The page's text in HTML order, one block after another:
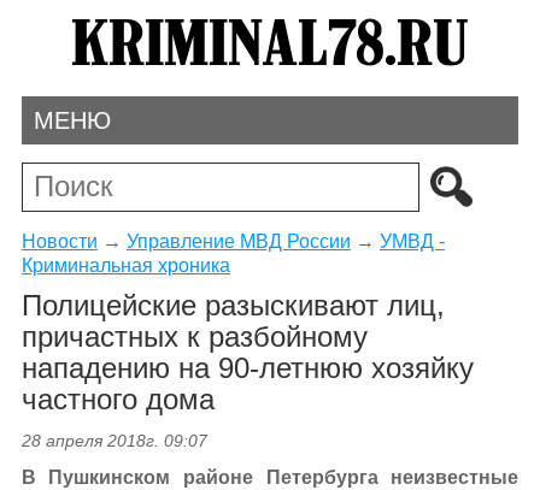
МЕНЮ
Новости → Управление МВД России → УМВД -
Криминальная хроника
Полицейские разыскивают лиц,
причастных к разбойному
нападению на 90-летнюю хозяйку
частного дома
28 апреля 2018г. 09:07
В Пушкинском районе Петербурга неизвестные